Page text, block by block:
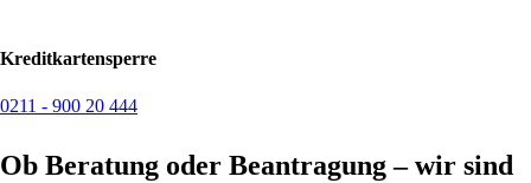
Kreditkartensperre
0211 - 900 20 444
Ob Beratung oder Beantragung – wir sind